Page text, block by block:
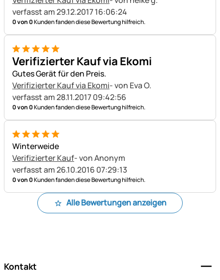
verfasst am 29.12.2017 16:06:24
0 von 0Kunden fanden diese Bewertung hilfreich.
5 von 5
Verifizierter Kauf via Ekomi
Gutes Gerät für den Preis.
Verifizierter Kauf via Ekomi- von Eva O.
verfasst am 28.11.2017 09:42:56
0 von 0Kunden fanden diese Bewertung hilfreich.
5 von 5
Winterweide
Verifizierter Kauf- von Anonym
verfasst am 26.10.2016 07:29:13
0 von 0Kunden fanden diese Bewertung hilfreich.
Alle Bewertungen anzeigen
Kontakt